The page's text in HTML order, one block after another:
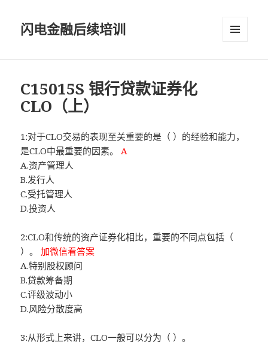
闪电金融后续培训
C15015S 银行贷款证券化
CLO（上）
1:对于CLO交易的表现至关重要的是（ ）的经验和能力，
是CLO中最重要的因素。A
A.资产管理人
B.发行人
C.受托管理人
D.投资人
2:CLO和传统的资产证券化相比，重要的不同点包括（
）。加微信看答案
A.特别股权顾问
B.贷款筹备期
C.评级波动小
D.风险分散度高
3:从形式上来讲，CLO一般可以分为（ ）。